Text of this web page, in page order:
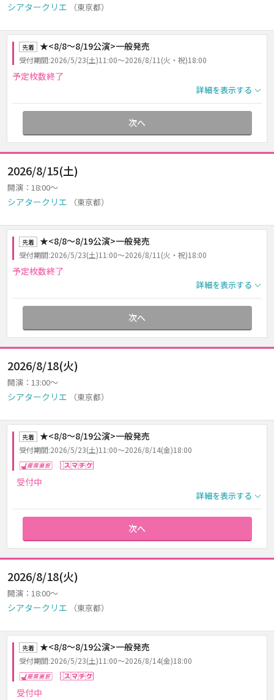
シアタークリエ （東京都）
先着 ★<8/8～8/19公演>一般発売
受付期間:2026/5/23(土)11:00～2026/8/11(火・祝)18:00
予定枚数終了
詳細を表示する
次へ
2026/8/15(土)
開演：18:00～
シアタークリエ （東京都）
先着 ★<8/8～8/19公演>一般発売
受付期間:2026/5/23(土)11:00～2026/8/11(火・祝)18:00
予定枚数終了
詳細を表示する
次へ
2026/8/18(火)
開演：13:00～
シアタークリエ （東京都）
先着 ★<8/8～8/19公演>一般発売
受付期間:2026/5/23(土)11:00～2026/8/14(金)18:00
座席選択
受付中
詳細を表示する
次へ
2026/8/18(火)
開演：18:00～
シアタークリエ （東京都）
先着 ★<8/8～8/19公演>一般発売
受付期間:2026/5/23(土)11:00～2026/8/14(金)18:00
座席選択
受付中